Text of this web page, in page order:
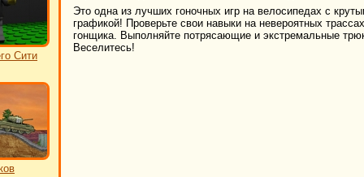
Сити
Это одна из лучших гоночных игр на велосипедах с
графикой! Проверьте свои навыки на невероятных
гонщика. Выполняйте потрясающие и экстремальные
Веселитесь!